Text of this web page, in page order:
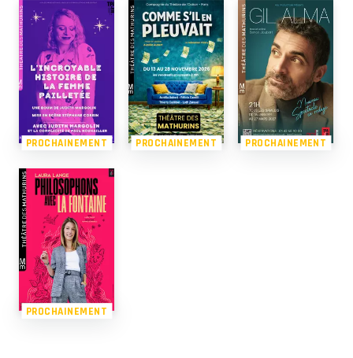
PROCHAINEMENT PROCHAINEMENT PROCHAINEMENT
PROCHAINEMENT